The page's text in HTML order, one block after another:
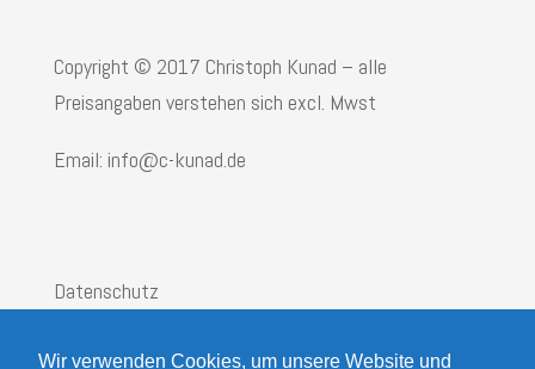
Wir verwenden Cookies, um unsere Website und
Copyright © 2017 Christoph Kunad – alle
Preisangaben verstehen sich excl. Mwst
Email: info@c-kunad.de
Datenschutz